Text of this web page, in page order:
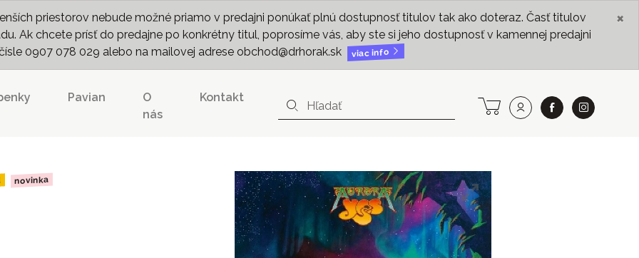
priestorov nebude možné priamo v predajni ponúkať plnú dostupnosť titulov tak ako doteraz. Časť titulov
Ak chcete prísť do predajne po konkrétny titul, poprosíme vás, aby ste si jeho dostupnosť v kamennej predajni
0907 078 029 alebo na mailovej adrese obchod@drhorak.sk
viac info
×
Pavian
O
nás
Kontakt
novinka